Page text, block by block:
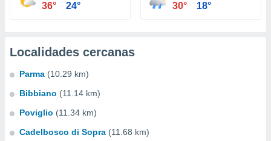
36° 24° 30° 18°
Localidades cercanas
Parma (10.29 km)
Bibbiano (11.14 km)
Poviglio (11.34 km)
Cadelbosco di Sopra (11.68 km)